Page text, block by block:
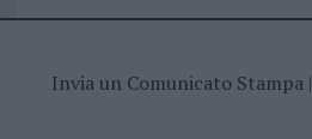
Invia un Comunicato Stampa|